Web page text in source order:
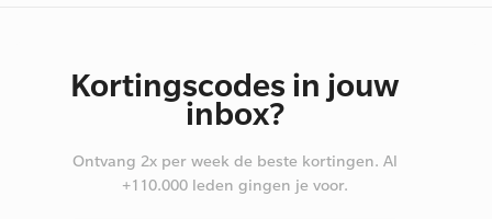
Kortingscodes in jouw
inbox?
Ontvang 2x per week de beste kortingen. Al
+110.000 leden gingen je voor.